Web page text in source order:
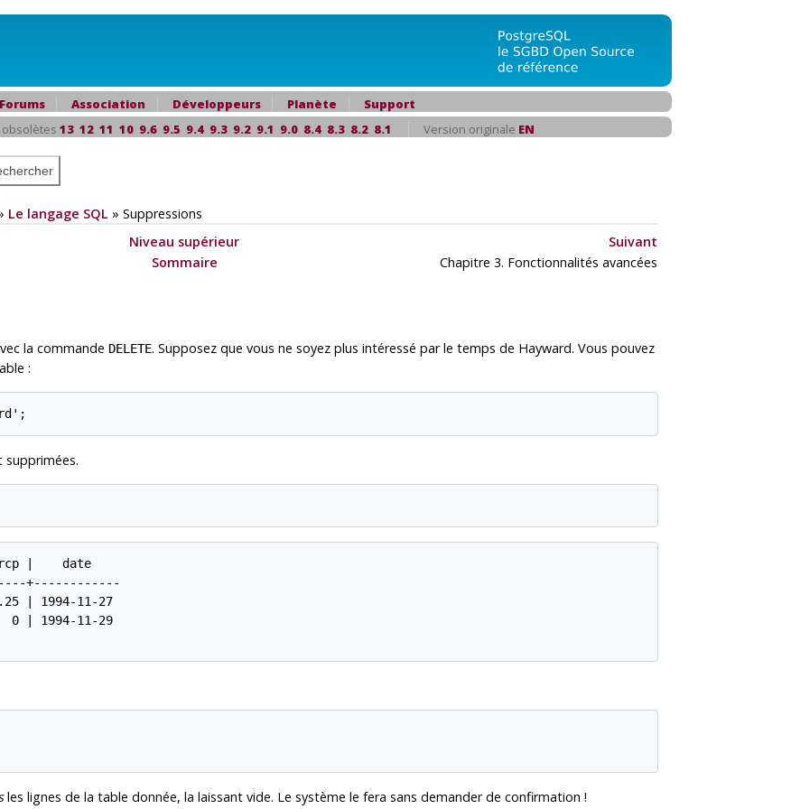
Forums Association Développeurs Planète
Support
13 12 11 10 9.6 9.5 9.4 9.3 9.2 9.1 9.0 8.4 8.3 8.2 8.1 Version originale EN
Le langage SQL » Suppressions
Niveau supérieur
Suivant
Sommaire Chapitre 3. Fonctionnalités avancées
la commande DELETE. Supposez que vous ne soyez plus intéressé par le temps de Hayward. Vous pouvez
:
|    date
+------------
| 1994-11-27
| 1994-11-29
les lignes de la table donnée, la laissant vide. Le système le fera sans demander de confirmation !